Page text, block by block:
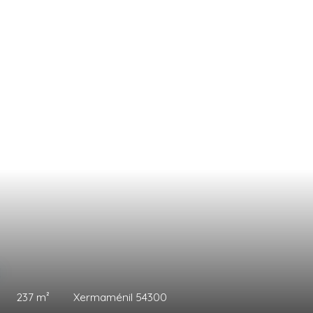
150m² Xermaménil 54300